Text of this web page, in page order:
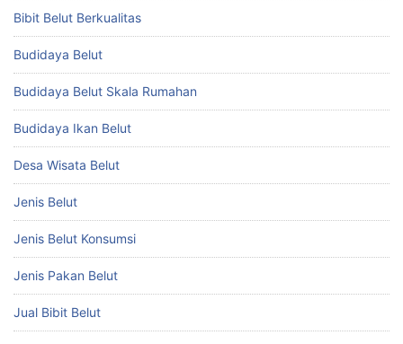
Bibit Belut Berkualitas
Budidaya Belut
Budidaya Belut Skala Rumahan
Budidaya Ikan Belut
Desa Wisata Belut
Jenis Belut
Jenis Belut Konsumsi
Jenis Pakan Belut
Jual Bibit Belut